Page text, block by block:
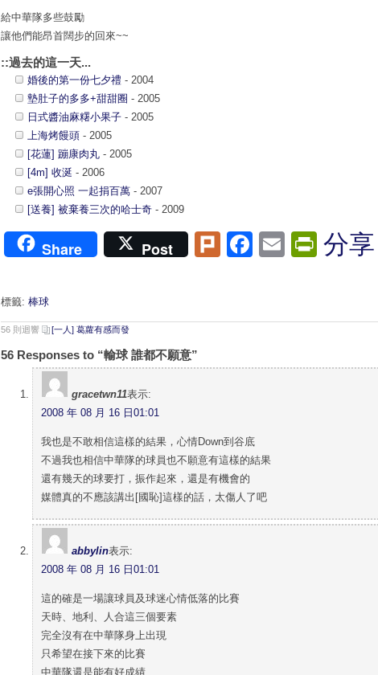
給中華隊多些鼓勵
讓他們能昂首闊步的回來~~
::過去的這一天...
婚後的第一份七夕禮 - 2004
墊肚子的多多+甜甜圈 - 2005
日式醬油麻糬小果子 - 2005
上海烤饅頭 - 2005
[花蓮] 蹦康肉丸 - 2005
[4m] 收涎 - 2006
e張開心照 一起捐百萬 - 2007
[送養] 被棄養三次的哈士奇 - 2009
Share Post PlurkFacebook
Email分享
標籤: 棒球
56 則迴響 [一人] 葛蘿有感而發
56 Responses to “輸球 誰都不願意”
gracetwn11表示:
2008 年 08 月 16 日01:01
我也是不敢相信這樣的結果，心情Down到谷底
不過我也相信中華隊的球員也不願意有這樣的結果
還有幾天的球要打，振作起來，還是有機會的
媒體真的不應該講出[國恥]這樣的話，太傷人了吧
abbylin表示:
2008 年 08 月 16 日01:01
這的確是一場讓球員及球迷心情低落的比賽
天時、地利、人合這三個要素
完全沒有在中華隊身上出現
只希望在接下來的比賽
中華隊還是能有好成績